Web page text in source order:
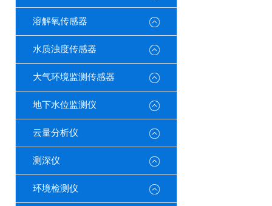
溶解氧传感器
水质浊度传感器
大气环境监测传感器
地下水位监测仪
云量分析仪
测深仪
环境检测仪